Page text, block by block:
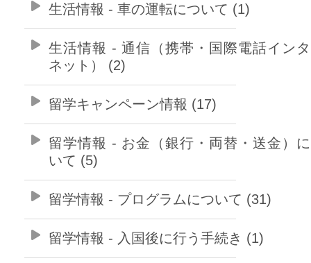
生活情報 - 車の運転について (1)
生活情報 - 通信（携帯・国際電話イン
ネット） (2)
留学キャンペーン情報 (17)
留学情報 - お金（銀行・両替・送金）
いて (5)
留学情報 - プログラムについて (31)
留学情報 - 入国後に行う手続き (1)